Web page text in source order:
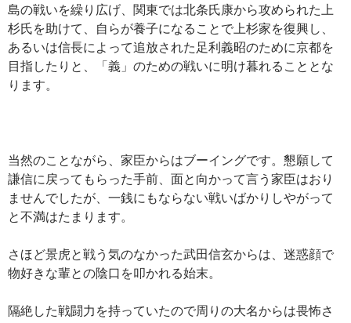
島の戦いを繰り広げ、関東では北条氏康から攻められた上
杉氏を助けて、自らが養子になることで上杉家を復興し、
あるいは信長によって追放された足利義昭のために京都を
目指したりと、「義」のための戦いに明け暮れることとな
ります。
当然のことながら、家臣からはブーイングです。懇願して
謙信に戻ってもらった手前、面と向かって言う家臣はおり
ませんでしたが、一銭にもならない戦いばかりしやがって
と不満はたまります。
さほど景虎と戦う気のなかった武田信玄からは、迷惑顔で
物好きな輩との陰口を叩かれる始末。
隔絶した戦闘力を持っていたので周りの大名からは畏怖さ